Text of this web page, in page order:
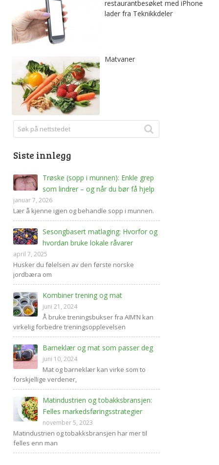
restaurantbesøket med iPhone
lader fra Teknikkdeler
Matvaner
Siste innlegg
Trøske (sopp i munnen): Enkle grep
som lindrer – og når du bør få hjelp
januar 7, 2026
Lær å kjenne igjen og behandle sopp i munnen.
Sesongbasert matlaging: Hvorfor og
hvordan bruke lokale råvarer
april 7, 2025
Husker du følelsen av den første norske
jordbæra om
Kombiner trening og mat
juni 21, 2024
Å bruke treningsbukser fra AIM’N kan
virkelig forbedre treningsopplevelsen
Barneklær og mat som passer deg
juni 10, 2024
Mat og barneklær kan virke som to
forskjellige verdener,
Matindustrien og tobakksbransjen:
Felles markedsføringsstrategier
november 5, 2023
Matindustrien og tobakksbransjen har mer til
felles enn man